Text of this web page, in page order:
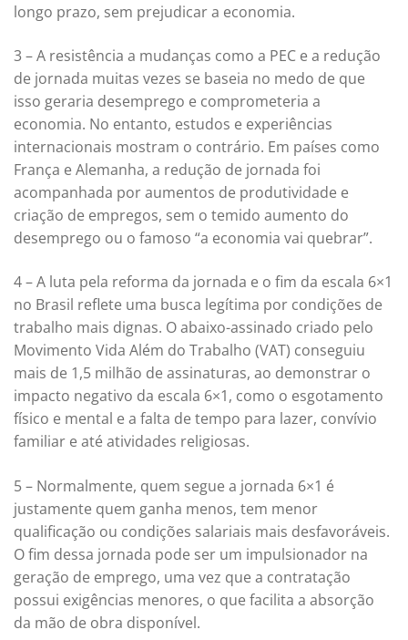
longo prazo, sem prejudicar a economia.
3 – A resistência a mudanças como a PEC e a redução
de jornada muitas vezes se baseia no medo de que
isso geraria desemprego e comprometeria a
economia. No entanto, estudos e experiências
internacionais mostram o contrário. Em países como
França e Alemanha, a redução de jornada foi
acompanhada por aumentos de produtividade e
criação de empregos, sem o temido aumento do
desemprego ou o famoso “a economia vai quebrar”.
4 – A luta pela reforma da jornada e o fim da escala 6×1
no Brasil reflete uma busca legítima por condições de
trabalho mais dignas. O abaixo-assinado criado pelo
Movimento Vida Além do Trabalho (VAT) conseguiu
mais de 1,5 milhão de assinaturas, ao demonstrar o
impacto negativo da escala 6×1, como o esgotamento
físico e mental e a falta de tempo para lazer, convívio
familiar e até atividades religiosas.
5 – Normalmente, quem segue a jornada 6×1 é
justamente quem ganha menos, tem menor
qualificação ou condições salariais mais desfavoráveis.
O fim dessa jornada pode ser um impulsionador na
geração de emprego, uma vez que a contratação
possui exigências menores, o que facilita a absorção
da mão de obra disponível.